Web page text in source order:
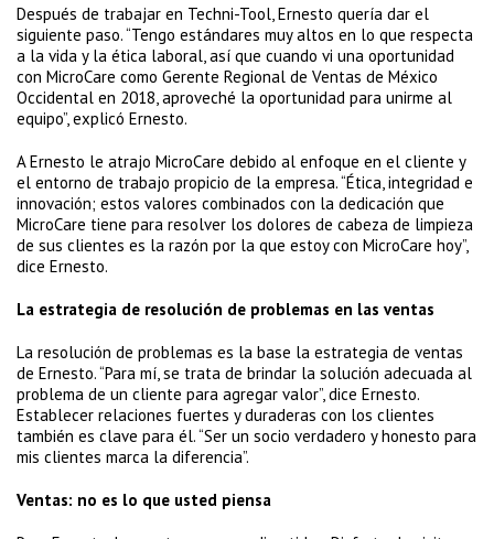
Después de trabajar en Techni-Tool, Ernesto quería dar el
siguiente paso. “Tengo estándares muy altos en lo que respecta
a la vida y la ética laboral, así que cuando vi una oportunidad
con MicroCare como Gerente Regional de Ventas de México
Occidental en 2018, aproveché la oportunidad para unirme al
equipo”, explicó Ernesto.
A Ernesto le atrajo MicroCare debido al enfoque en el cliente y
el entorno de trabajo propicio de la empresa. “Ética, integridad e
innovación; estos valores combinados con la dedicación que
MicroCare tiene para resolver los dolores de cabeza de limpieza
de sus clientes es la razón por la que estoy con MicroCare hoy”,
dice Ernesto.
La estrategia de resolución de problemas en las ventas
La resolución de problemas es la base la estrategia de ventas
de Ernesto. “Para mí, se trata de brindar la solución adecuada al
problema de un cliente para agregar valor”, dice Ernesto.
Establecer relaciones fuertes y duraderas con los clientes
también es clave para él. “Ser un socio verdadero y honesto para
mis clientes marca la diferencia”.
Ventas: no es lo que usted piensa